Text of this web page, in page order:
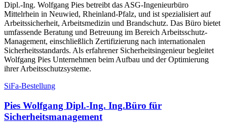
Dipl.-Ing. Wolfgang Pies betreibt das ASG-Ingenieurbüro
Mittelrhein in Neuwied, Rheinland-Pfalz, und ist spezialisiert auf
Arbeitssicherheit, Arbeitsmedizin und Brandschutz. Das Büro bietet
umfassende Beratung und Betreuung im Bereich Arbeitsschutz-
Management, einschließlich Zertifizierung nach internationalen
Sicherheitsstandards. Als erfahrener Sicherheitsingenieur begleitet
Wolfgang Pies Unternehmen beim Aufbau und der Optimierung
ihrer Arbeitsschutzsysteme.
SiFa-Bestellung
Pies Wolfgang Dipl.-Ing. Ing.Büro für
Sicherheitsmanagement